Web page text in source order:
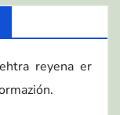
reyena er